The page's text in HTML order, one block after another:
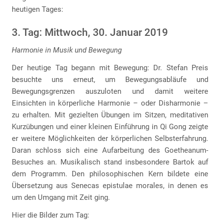
heutigen Tages:
3. Tag: Mittwoch, 30. Januar 2019
Harmonie in Musik und Bewegung
Der heutige Tag begann mit Bewegung: Dr. Stefan Preis
besuchte uns erneut, um Bewegungsabläufe und
Bewegungsgrenzen auszuloten und damit weitere
Einsichten in körperliche Harmonie – oder Disharmonie –
zu erhalten. Mit gezielten Übungen im Sitzen, meditativen
Kurzübungen und einer kleinen Einführung in Qi Gong zeigte
er weitere Möglichkeiten der körperlichen Selbsterfahrung.
Daran schloss sich eine Aufarbeitung des Goetheanum-
Besuches an. Musikalisch stand insbesondere Bartok auf
dem Programm. Den philosophischen Kern bildete eine
Übersetzung aus Senecas epistulae morales, in denen es
um den Umgang mit Zeit ging.
Hier die Bilder zum Tag: